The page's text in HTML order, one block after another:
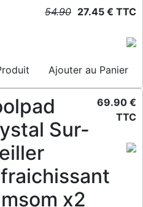
54.90 27.45 € TTC
Ajouter au Panier
Sur-
x2
69.90 €
TTC